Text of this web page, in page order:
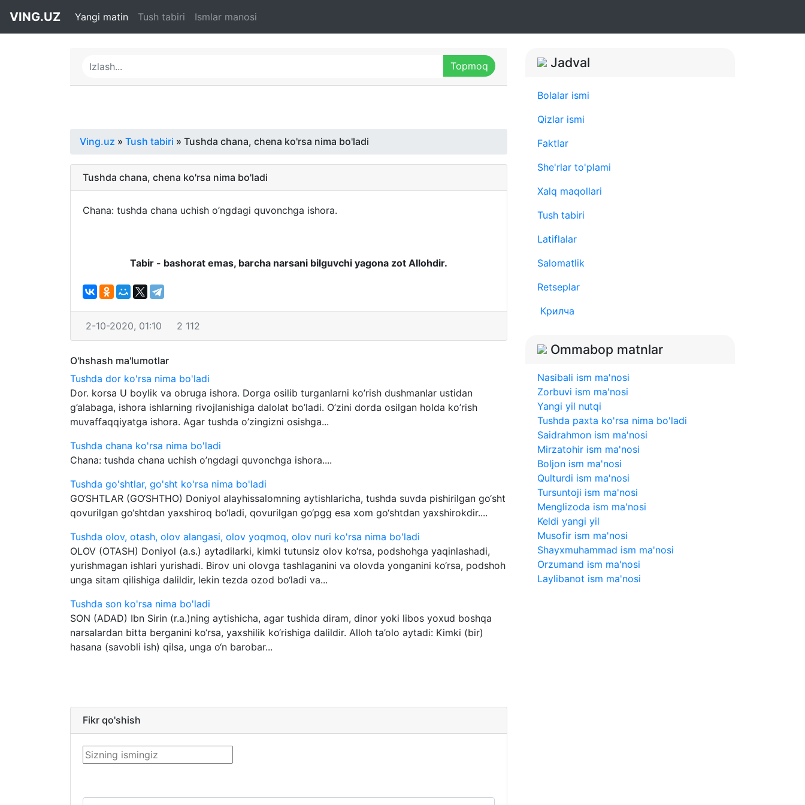
VING.UZ Yangi matin Tush tabiri Ismlar manosi
Ving.uz » Tush tabiri » Tushda chana, chena ko'rsa nima bo'ladi
Tushda chana, chena ko'rsa nima bo'ladi
Chana: tushda chana uchish o’ngdagi quvonchga ishora.
Tabir - bashorat emas, barcha narsani bilguvchi yagona zot Allohdir.
2-10-2020, 01:10 2 112
O'hshash ma'lumotlar
Tushda dor ko'rsa nima bo'ladi
Dor. korsa U boylik va obruga ishora. Dorga osilib turganlarni ko’rish dushmanlar ustidan
g’alabaga, ishora ishlarning rivojlanishiga dalolat bo’ladi. O’zini dorda osilgan holda ko’rish
muvaffaqqiyatga ishora. Agar tushda o’zingizni osishga...
Tushda chana ko'rsa nima bo'ladi
Chana: tushda chana uchish o’ngdagi quvonchga ishora....
Tushda go'shtlar, go'sht ko'rsa nima bo'ladi
GO‘SHTLAR (GO‘SHTHO) Doniyol alayhissalomning aytishlaricha, tushda suvda pishirilgan go‘sht
qovurilgan go‘shtdan yaxshiroq bo‘ladi, qovurilgan go‘pgg esa xom go‘shtdan yaxshirokdir....
Tushda olov, otash, olov alangasi, olov yoqmoq, olov nuri ko'rsa nima bo'ladi
OLOV (OTASH) Doniyol (a.s.) aytadilarki, kimki tutunsiz olov ko‘rsa, podshohga yaqinlashadi,
yurishmagan ishlari yurishadi. Birov uni olovga tashlaganini va olovda yonganini ko‘rsa, podshoh
unga sitam qilishiga dalildir, lekin tezda ozod bo‘ladi va...
Tushda son ko'rsa nima bo'ladi
SON (ADAD) Ibn Sirin (r.a.)ning aytishicha, agar tushida diram, dinor yoki libos yoxud boshqa
narsalardan bitta berganini ko‘rsa, yaxshilik ko‘rishiga dalildir. Alloh ta’olo aytadi: Kimki (bir)
hasana (savobli ish) qilsa, unga o‘n barobar...
Fikr qo'shish
Jadval
Bolalar ismi
Qizlar ismi
Faktlar
She'rlar to'plami
Xalq maqollari
Tush tabiri
Latiflalar
Salomatlik
Retseplar
Крилча
Ommabop matnlar
Nasibali ism ma'nosi
Zorbuvi ism ma'nosi
Yangi yil nutqi
Tushda paxta ko'rsa nima bo'ladi
Saidrahmon ism ma'nosi
Mirzatohir ism ma'nosi
Boljon ism ma'nosi
Qulturdi ism ma'nosi
Tursuntoji ism ma'nosi
Menglizoda ism ma'nosi
Keldi yangi yil
Musofir ism ma'nosi
Shayxmuhammad ism ma'nosi
Orzumand ism ma'nosi
Laylibanot ism ma'nosi